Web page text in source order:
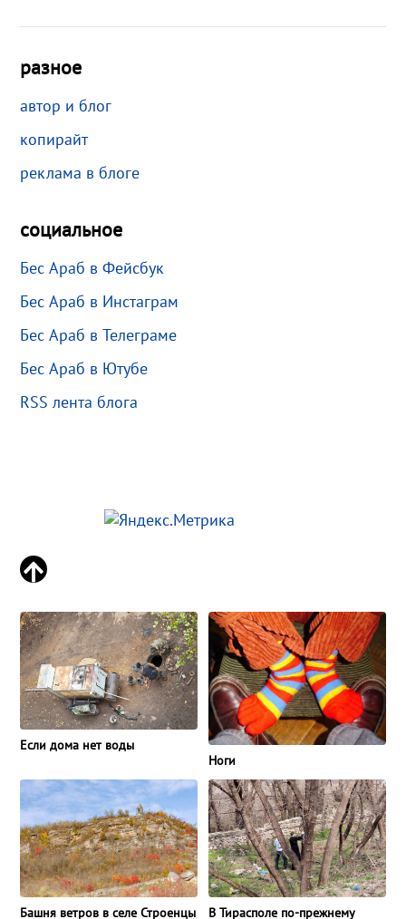
разное
автор и блог
копирайт
реклама в блоге
социальное
Бес Араб в Фейсбук
Бес Араб в Инстаграм
Бес Араб в Телеграме
Бес Араб в Ютубе
RSS лента блога
Если дома нет воды
Ноги
Башня ветров в селе Строенцы В Тирасполе по-прежнему